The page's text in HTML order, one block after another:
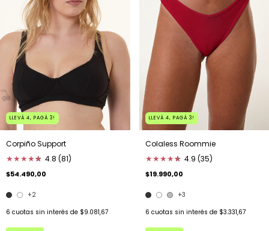
LLEVÁ 4, PAGÁ 3!
Corpiño Support
★★★★★
★ 4.8 (81)
$54.490,00
+2
6 cuotas sin interés de $9.081,67
LLEVÁ 4, PAGÁ 3!
Colaless Roommie
★★★★★
★ 4.9 (35)
$19.990,00
+3
6 cuotas sin interés de $3.331,67